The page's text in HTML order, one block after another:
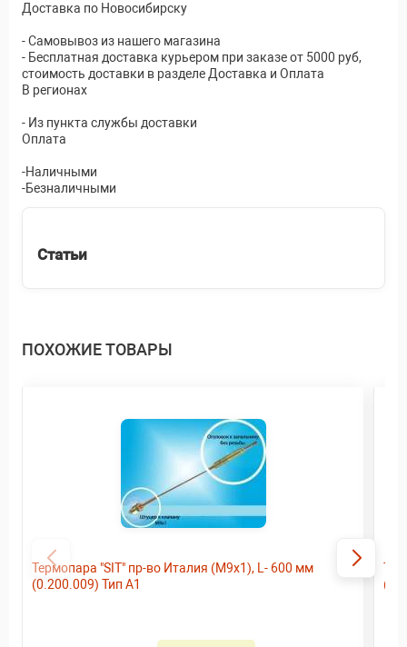
Доставка по Новосибирску
- Самовывоз из нашего магазина
- Бесплатная доставка курьером при заказе от 5000 руб,
стоимость доставки в разделе Доставка и Оплата
В регионах
- Из пункта службы доставки
Оплата
-Наличными
-Безналичными
Статьи
ПОХОЖИЕ ТОВАРЫ
Термопара "SIT" пр-во Италия (М9х1), L- 600 мм
(0.200.009) Тип А1